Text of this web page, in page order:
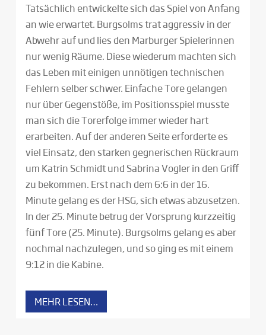
Tatsächlich entwickelte sich das Spiel von Anfang
an wie erwartet. Burgsolms trat aggressiv in der
Abwehr auf und lies den Marburger Spielerinnen
nur wenig Räume. Diese wiederum machten sich
das Leben mit einigen unnötigen technischen
Fehlern selber schwer. Einfache Tore gelangen
nur über Gegenstöße, im Positionsspiel musste
man sich die Torerfolge immer wieder hart
erarbeiten. Auf der anderen Seite erforderte es
viel Einsatz, den starken gegnerischen Rückraum
um Katrin Schmidt und Sabrina Vogler in den Griff
zu bekommen. Erst nach dem 6:6 in der 16.
Minute gelang es der HSG, sich etwas abzusetzen.
In der 25. Minute betrug der Vorsprung kurzzeitig
fünf Tore (25. Minute). Burgsolms gelang es aber
nochmal nachzulegen, und so ging es mit einem
9:12 in die Kabine.
MEHR LESEN…